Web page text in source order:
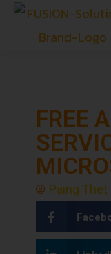
FREE
Paing Thet